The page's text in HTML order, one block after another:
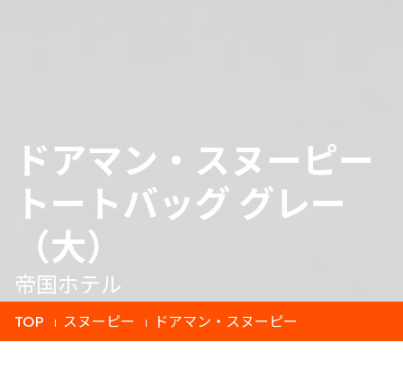
ドアマン・スヌーピー
トートバッグ グレー
（大）
帝国ホテル
TOP スヌーピー ドアマン・スヌーピー